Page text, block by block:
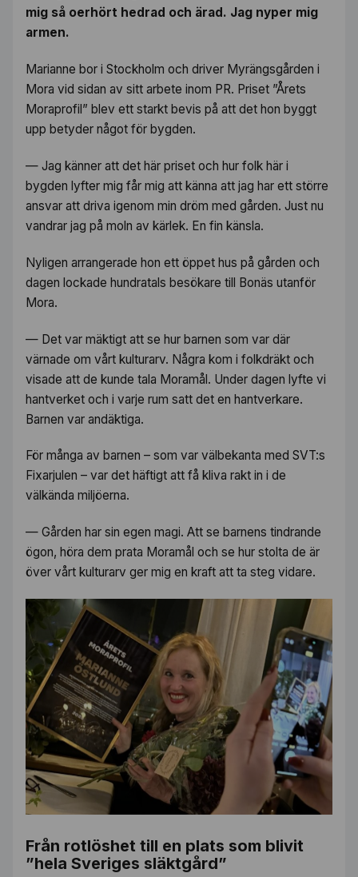
mig så oerhört hedrad och ärad. Jag nyper mig
armen.
Marianne bor i Stockholm och driver Myrängsgården i
Mora vid sidan av sitt arbete inom PR. Priset ”Årets
Moraprofil” blev ett starkt bevis på att det hon byggt
upp betyder något för bygden.
— Jag känner att det här priset och hur folk här i
bygden lyfter mig får mig att känna att jag har ett större
ansvar att driva igenom min dröm med gården. Just nu
vandrar jag på moln av kärlek. En fin känsla.
Nyligen arrangerade hon ett öppet hus på gården och
dagen lockade hundratals besökare till Bonäs utanför
Mora.
— Det var mäktigt att se hur barnen som var där
värnade om vårt kulturarv. Några kom i folkdräkt och
visade att de kunde tala Moramål. Under dagen lyfte vi
hantverket och i varje rum satt det en hantverkare.
Barnen var andäktiga.
För många av barnen – som var välbekanta med SVT:s
Fixarjulen – var det häftigt att få kliva rakt in i de
välkända miljöerna.
— Gården har sin egen magi. Att se barnens tindrande
ögon, höra dem prata Moramål och se hur stolta de är
över vårt kulturarv ger mig en kraft att ta steg vidare.
Från rotlöshet till en plats som blivit
”hela Sveriges släktgård”